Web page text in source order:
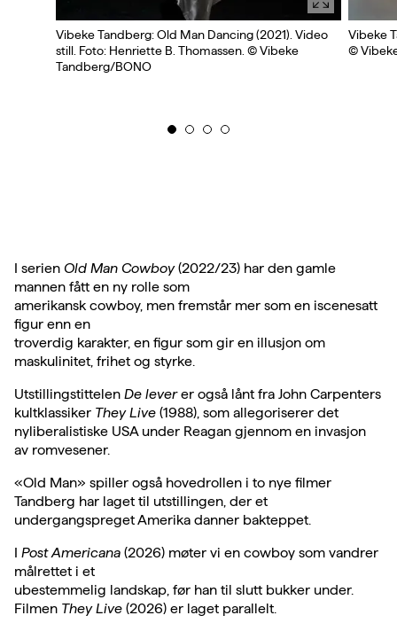
Vibeke Tandberg: Old Man Dancing (2021). Video
still. Foto: Henriette B. Thomassen. © Vibeke
Tandberg/BONO
Vibeke
©
I serien Old Man Cowboy(2022/23) har den gamle
mannen fått en ny rolle som
amerikansk cowboy, men fremstår mer som en iscenesatt
figur enn en
troverdig karakter, en figur som gir en illusjon om
maskulinitet, frihet og styrke.
Utstillingstittelen De leverer også lånt fra John Carpenters
kultklassiker They Live (1988), som allegoriserer det
nyliberalistiske USA under Reagan gjennom en invasjon
av romvesener.
«Old Man» spiller også hovedrollen i to nye filmer
Tandberg har laget til utstillingen, der et
undergangspreget Amerika danner bakteppet.
I Post Americana (2026) møter vi en cowboy som vandrer
målrettet i et
ubestemmelig landskap, før han til slutt bukker under.
Filmen They Live (2026) er laget parallelt.